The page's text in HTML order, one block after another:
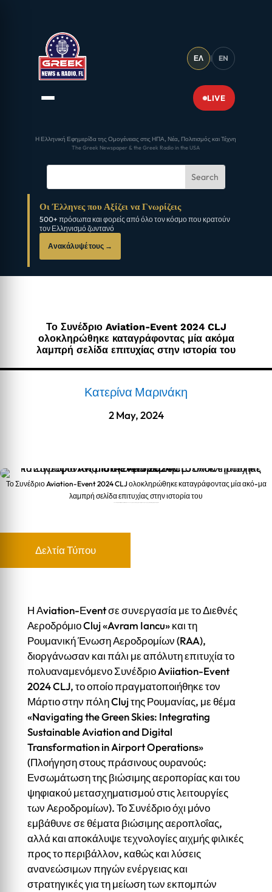
ΕΛ | EN
LIVE
Η Ελληνική Εφημερίδα της Ομογένειας στις ΗΠΑ, Νέα, Πολιτισμός και Τέχνη
The Greek Newspaper & the Greek Radio in the USA
Οι Έλληνες που Αξίζει να Γνωρίζεις
500+ πρόσωπα και φορείς από όλο τον κόσμο που κρατούν
τον Ελληνισμό ζωντανό
Ανακάλυψέ τους →
Το Συνέδριο Aviation-Event 2024 CLJ
ολοκληρώθηκε καταγράφοντας μία ακόμα
λαμπρή σελίδα επιτυχίας στην ιστορία του
Κατερίνα Μαρινάκη
2 May, 2024
Το Συνέδριο Aviation-Event 2024 CLJ ολοκληρώθηκε καταγράφοντας μία ακό-μα
λαμπρή σελίδα επιτυχίας στην ιστορία του
Δελτία Τύπου
Η Αviation-Εvent σε συνεργασία με το Διεθνές
Αεροδρόμιο Cluj «Avram Iancu» και τη
Ρουμανική Ένωση Αεροδρομίων (RAA),
διοργάνωσαν και πάλι με απόλυτη επιτυχία το
πολυαναμενόμενο Συνέδριο Aviiation-Event
2024 CLJ, το οποίο πραγματοποιήθηκε τον
Μάρτιο στην πόλη Cluj της Ρουμανίας, με θέμα
«Navigating the Green Skies: Integrating
Sustainable Aviation and Digital
Transformation in Airport Operations»
(Πλοήγηση στους πράσινους ουρανούς:
Ενσωμάτωση της βιώσιμης αεροπορίας και του
ψηφιακού μετασχηματισμού στις λειτουργίες
των Αεροδρομίων). Το Συνέδριο όχι μόνο
εμβάθυνε σε θέματα βιώσιμης αεροπλοΐας,
αλλά και αποκάλυψε τεχνολογίες αιχμής φιλικές
προς το περιβάλλον, καθώς και λύσεις
ανανεώσιμων πηγών ενέργειας και
στρατηγικές για τη μείωση των εκπομπών